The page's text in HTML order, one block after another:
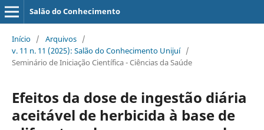
Salão do Conhecimento
Início / Arquivos /
v. 11 n. 11 (2025): Salão do Conhecimento Unijuí /
Seminário de Iniciação Científica - Ciências da Saúde
Efeitos da dose de ingestão diária
aceitável de herbicida à base de